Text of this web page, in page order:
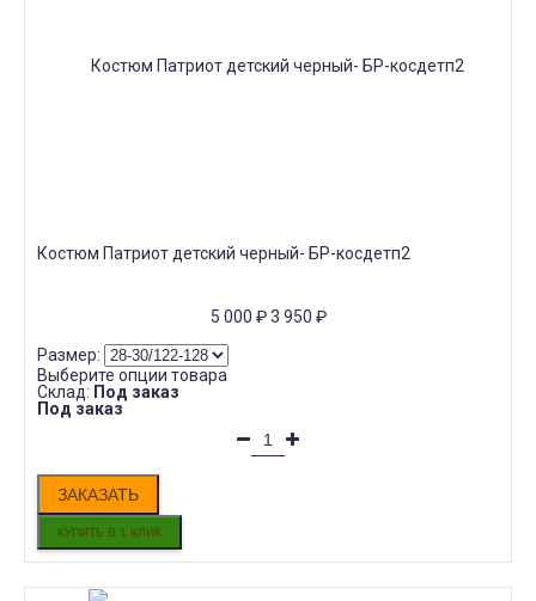
Костюм Патриот детский черный- БР-косдетп2
5 000 ₽ 3 950 ₽
Размер:
Выберите опции товара
Склад: Под заказ
Под заказ
ЗАКАЗАТЬ